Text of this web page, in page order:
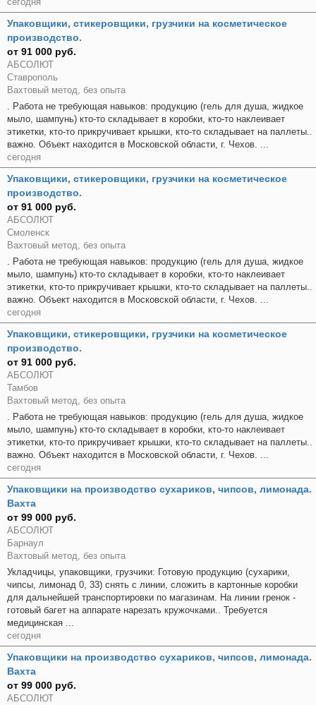
Упаковщики, стикеровщики, грузчики на косметическое
производство.
от 91 000 руб.
АБСОЛЮТ
Ставрополь
Вахтовый метод, без опыта
. Работа не требующая навыков: продукцию (гель для душа, жидкое
мыло, шампунь) кто-то складывает в коробки, кто-то наклеивает
этикетки, кто-то прикручивает крышки, кто-то складывает на паллеты..
важно. Объект находится в Московской области, г. Чехов. ...
сегодня
Упаковщики, стикеровщики, грузчики на косметическое
производство.
от 91 000 руб.
АБСОЛЮТ
Смоленск
Вахтовый метод, без опыта
. Работа не требующая навыков: продукцию (гель для душа, жидкое
мыло, шампунь) кто-то складывает в коробки, кто-то наклеивает
этикетки, кто-то прикручивает крышки, кто-то складывает на паллеты..
важно. Объект находится в Московской области, г. Чехов. ...
сегодня
Упаковщики, стикеровщики, грузчики на косметическое
производство.
от 91 000 руб.
АБСОЛЮТ
Тамбов
Вахтовый метод, без опыта
. Работа не требующая навыков: продукцию (гель для душа, жидкое
мыло, шампунь) кто-то складывает в коробки, кто-то наклеивает
этикетки, кто-то прикручивает крышки, кто-то складывает на паллеты..
важно. Объект находится в Московской области, г. Чехов. ...
сегодня
Упаковщики на производство сухариков, чипсов, лимонада.
Вахта
от 99 000 руб.
АБСОЛЮТ
Барнаул
Вахтовый метод, без опыта
Укладчицы, упаковщики, грузчики: Готовую продукцию (сухарики,
чипсы, лимонад 0, 33) снять с линии, сложить в картонные коробки
для дальнейшей транспортировки по магазинам. На линии гренок -
готовый багет на аппарате нарезать кружочками.. Требуется
медицинская ...
сегодня
Упаковщики на производство сухариков, чипсов, лимонада.
Вахта
от 99 000 руб.
АБСОЛЮТ